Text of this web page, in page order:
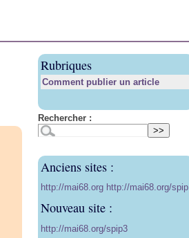
Rubriques
Comment publier un article
Rechercher :
Anciens sites :
http://mai68.org http://mai68.org/spip
Nouveau site :
http://mai68.org/spip3